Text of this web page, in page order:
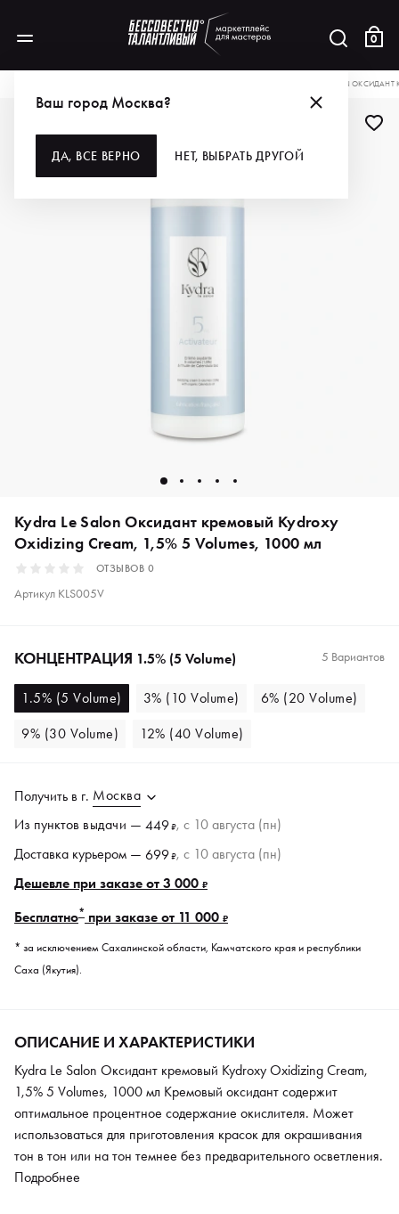
0
Ваш город Москва?
ДА, ВСЕ ВЕРНО НЕТ, ВЫБРАТЬ ДРУГОЙ
KYDRA LE SALON
Kydra Le Salon Оксидант кремовый Kydroxy
Oxidizing Cream, 1,5% 5 Volumes, 1000 мл
ОТЗЫВОВ 0
Артикул KLS005V
КОНЦЕНТРАЦИЯ 1.5% (5 Volume) 5 Вариантов
1.5% (5 Volume) 3% (10 Volume)
6% (20 Volume)
9% (30 Volume)
12% (40 Volume)
Получить в г. Москва
Из пунктов выдачи — 449₽, c 10 августа (пн)
Доставка курьером — 699₽, c 10 августа (пн)
Дешевле при заказе от 3 000 ₽
Бесплатно* при заказе от 11 000 ₽
* за исключением Сахалинской области, Камчатского края и республики
Саха (Якутия).
ОПИСАНИЕ И ХАРАКТЕРИСТИКИ
Kydra Le Salon Оксидант кремовый Kydroxy Oxidizing Cream,
1,5% 5 Volumes, 1000 мл Кремовый оксидант содержит
оптимальное процентное содержание окислителя. Может
использоваться для приготовления красок для окрашивания
тон в тон или на тон темнее без предварительного осветления.
Используется в необходимой пропорции, указанной в
Подробнее